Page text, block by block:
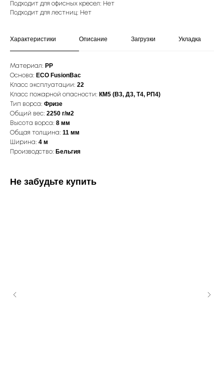
Подходит для офисных кресел: Нет
Подходит для лестниц: Нет
Характеристики Описание Загрузки Укладка
Материал: PP
Основа: ECO FusionBac
Класс эксплуатации: 22
Класс пожарной опасности: КМ5 (В3, Д3, Т4, РП4)
Тип ворса: Фризе
Общий вес: 2250 г/м2
Высота ворса: 8 мм
Общая толщина: 11 мм
Ширина: 4 м
Производство: Бельгия
Не забудьте купить